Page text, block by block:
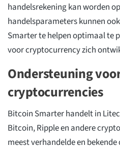
handelsrekening kan worden
handelsparameters kunnen
Smarter te helpen optimaal te
voor cryptocurrency zich
Ondersteuning
cryptocurrencies
Bitcoin Smarter handelt in
Bitcoin, Ripple en andere
meest verhandelde en